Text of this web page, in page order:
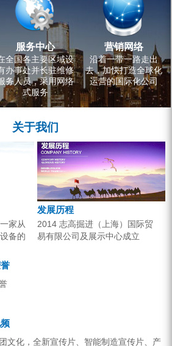
服务中心
全国各主要区域设
办事处并长驻维修
务人员，采用网络
式服务
营销网络
沿着一带一路走出
去，加快打造全球化
运营的国际化公司
关于我们
家从
备的
于工
程项
核
发展历程
2014 志高掘进（上海）国际贸
易有限公司及展示中心成立
文化，全新宣传片、智能制造宣传片、产